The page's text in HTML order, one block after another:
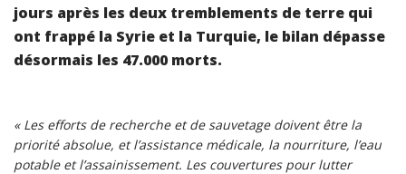
jours après les deux tremblements de terre qui
ont frappé la Syrie et la Turquie, le bilan dépasse
désormais les 47.000 morts.
« Les efforts de recherche et de sauvetage doivent être la
priorité absolue, et l’assistance médicale, la nourriture, l’eau
potable et l’assainissement. Les couvertures pour lutter